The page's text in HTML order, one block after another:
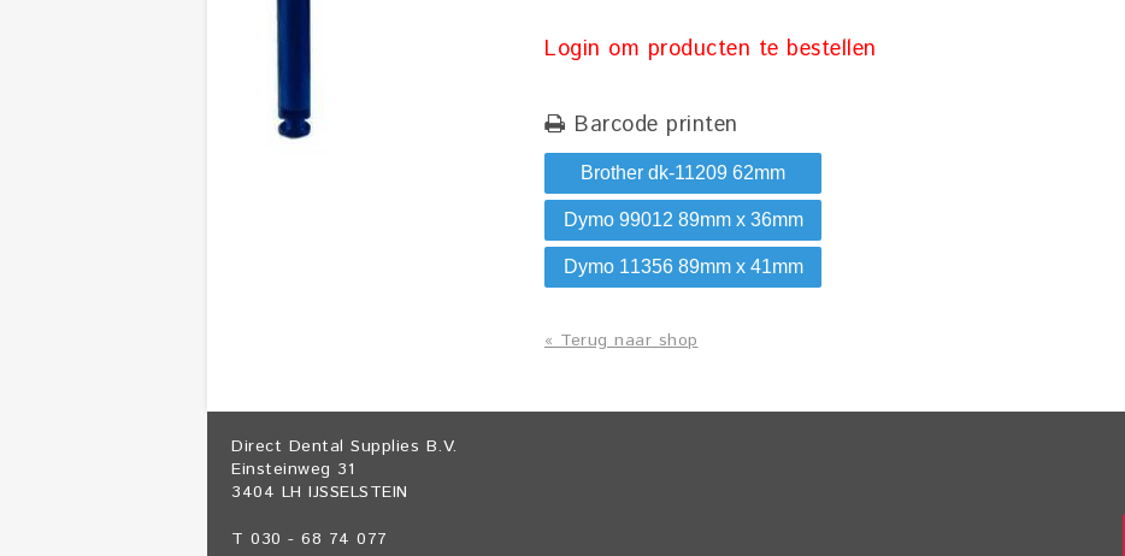
Login om producten te bestellen
Barcode printen
Brother dk-11209 62mm
Dymo 99012 89mm x 36mm
Dymo 11356 89mm x 41mm
« Terug naar shop
Direct Dental Supplies B.V.
Einsteinweg 31
3404 LH IJSSELSTEIN
T 030 - 68 74 077